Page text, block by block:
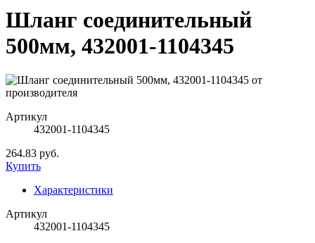
Шланг соединительный
500мм, 432001-1104345
Артикул
432001-1104345
264.83 руб.
Купить
Характеристики
Артикул
432001-1104345